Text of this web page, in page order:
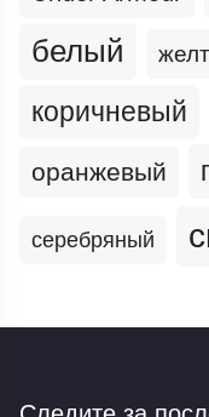
белый
коричневый
оранжевый
серебряный